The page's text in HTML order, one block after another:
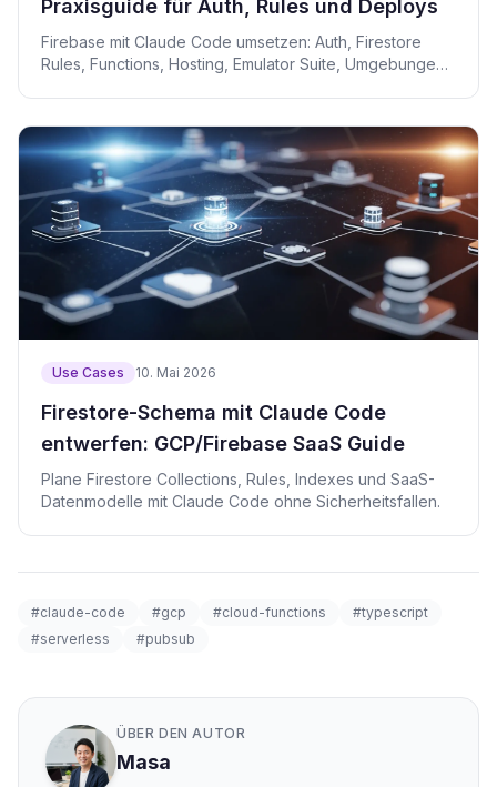
Praxisguide für Auth, Rules und Deploys
Firebase mit Claude Code umsetzen: Auth, Firestore
Rules, Functions, Hosting, Emulator Suite, Umgebungen,
Use Cases 10. Mai 2026
Firestore-Schema mit Claude Code
entwerfen: GCP/Firebase SaaS Guide
Plane Firestore Collections, Rules, Indexes und SaaS-
Datenmodelle mit Claude Code ohne Sicherheitsfallen.
#claude-code #gcp #cloud-functions
#typescript
#serverless
#pubsub
ÜBER DEN AUTOR
Masa